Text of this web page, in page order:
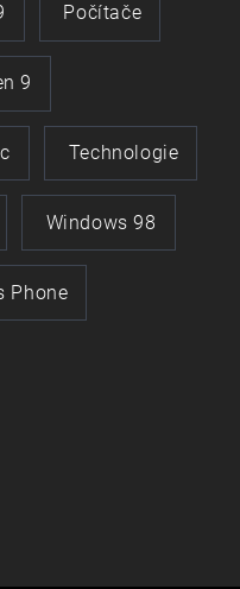
Počítače
9
Technologie
Windows 98
Phone